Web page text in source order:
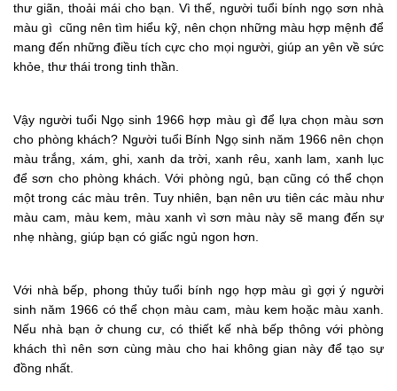
thư giãn, thoải mái cho bạn. Vì thế, người tuổi bính ngọ sơn nhà
màu gì cũng nên tìm hiểu kỹ, nên chọn những màu hợp mệnh để
mang đến những điều tích cực cho mọi người, giúp an yên về sức
khỏe, thư thái trong tinh thần.
Vậy người tuổi Ngọ sinh 1966 hợp màu gì để lựa chọn màu sơn
cho phòng khách? Người tuổi Bính Ngọ sinh năm 1966 nên chọn
màu trắng, xám, ghi, xanh da trời, xanh rêu, xanh lam, xanh lục
để sơn cho phòng khách. Với phòng ngủ, bạn cũng có thể chọn
một trong các màu trên. Tuy nhiên, bạn nên ưu tiên các màu như
màu cam, màu kem, màu xanh vì sơn màu này sẽ mang đến sự
nhẹ nhàng, giúp bạn có giấc ngủ ngon hơn.
Với nhà bếp, phong thủy tuổi bính ngọ hợp màu gì gợi ý người
sinh năm 1966 có thể chọn màu cam, màu kem hoặc màu xanh.
Nếu nhà bạn ở chung cư, có thiết kế nhà bếp thông với phòng
khách thì nên sơn cùng màu cho hai không gian này để tạo sự
đồng nhất.